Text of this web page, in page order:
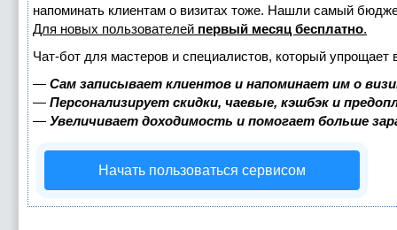
напоминать клиентам о визитах тоже. Нашли самый
Для новых пользователей первый месяц бесплатно.
Чат-бот для мастеров и специалистов, который упрощает
— Сам записывает клиентов и напоминает им о
— Персонализирует скидки, чаевые, кэшбэк и
— Увеличивает доходимость и помогает больше
Начать пользоваться сервисом